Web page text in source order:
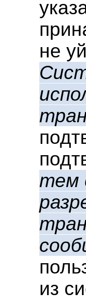
не
тем
из